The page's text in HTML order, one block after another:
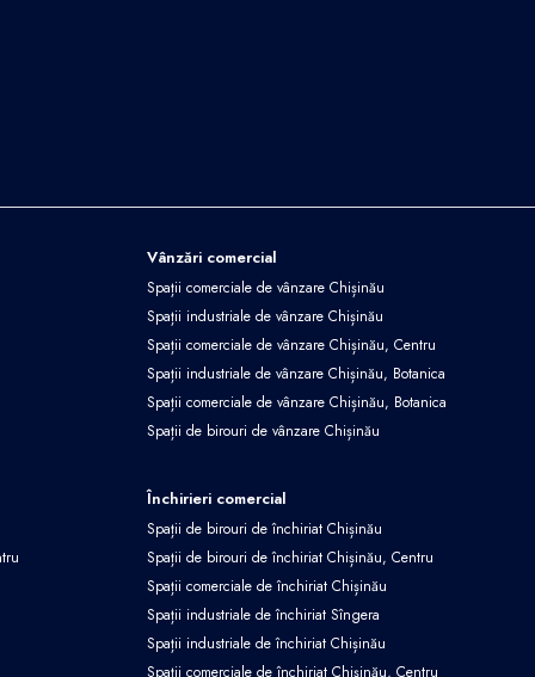
Vânzări comercial
Spații comerciale de vânzare Chișinău
Spații industriale de vânzare Chișinău
Spații comerciale de vânzare Chișinău, Centru
Spații industriale de vânzare Chișinău, Botanica
Spații comerciale de vânzare Chișinău, Botanica
Spații de birouri de vânzare Chișinău
Închirieri comercial
Spații de birouri de închiriat Chișinău
Spații de birouri de închiriat Chișinău, Centru
Spații comerciale de închiriat Chișinău
Spații industriale de închiriat Sîngera
Spații industriale de închiriat Chișinău
Spații comerciale de închiriat Chișinău, Centru